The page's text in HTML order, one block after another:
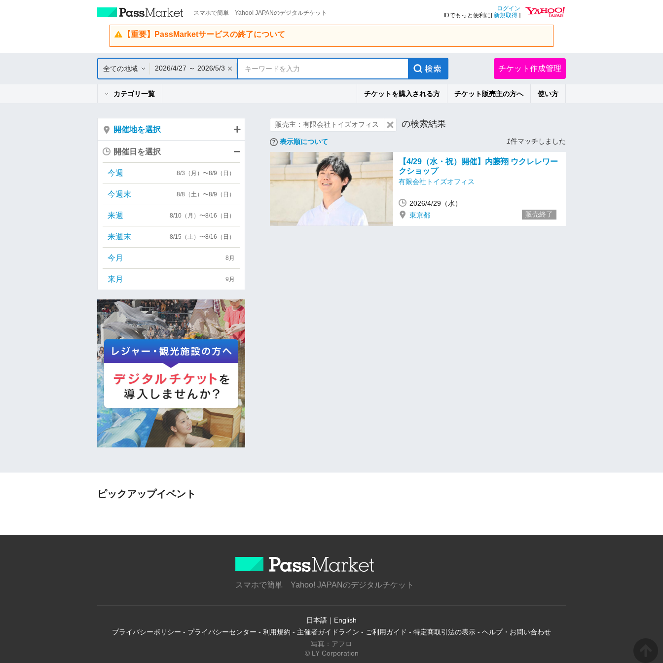
スマホで簡単 Yahoo! JAPANのデジタルチケット
ログイン
IDでもっと便利に[新規取得 ]
【重要】PassMarketサービスの終了について
全ての地域 2026/4/27 ～ 2026/5/3 キーワードを入力 チケット作成管理
カテゴリ一覧 チケットを購入される方 チケット販売主の方へ 使い方
販売主：有限会社トイズオフィス の検索結果
表示順について 1件マッチしました
【4/29（水・祝）開催】内藤翔 ウクレレワー
クショップ
有限会社トイズオフィス
2026/4/29（水）
東京都
販売終了
開催地を選択
開催日を選択
今週 8/3（月）〜8/9（日）
今週末 8/8（土）〜8/9（日）
来週 8/10（月）〜8/16（日）
来週末 8/15（土）〜8/16（日）
今月 8月
来月 9月
ピックアップイベント
スマホで簡単 Yahoo! JAPANのデジタルチケット
日本語 ｜ English
プライバシーポリシー - プライバシーセンター - 利用規約 - 主催者ガイドライン - ご利用ガイド - 特定商取引法の表示 - ヘルプ・お問い合わせ
写真：アフロ
© LY Corporation